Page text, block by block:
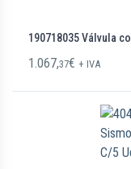
190718035 Válvula
1.067,37€ + IVA